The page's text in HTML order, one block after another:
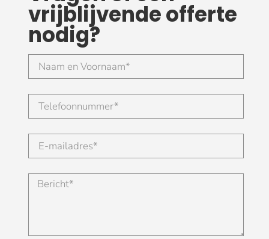
vrijblijvende offerte
nodig?